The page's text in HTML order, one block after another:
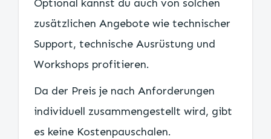
Optional kannst du auch von solchen
zusätzlichen Angebote wie technischer
Support, technische Ausrüstung und
Workshops profitieren.
Da der Preis je nach Anforderungen
individuell zusammengestellt wird, gibt
es keine Kostenpauschalen.